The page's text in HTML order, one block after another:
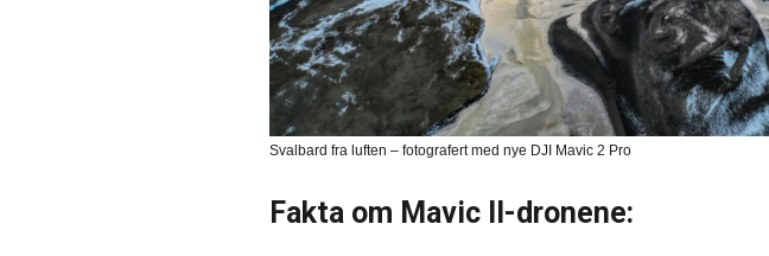
Svalbard fra luften – fotografert med nye DJI Mavic 2 Pro
Fakta om Mavic II-dronene: